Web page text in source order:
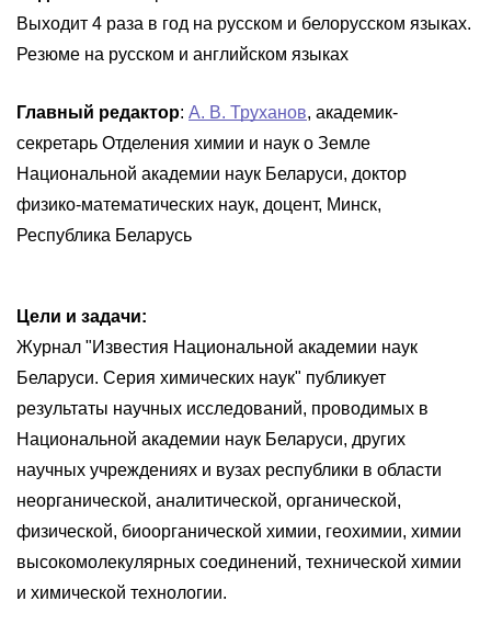
Выходит 4 раза в год на русском и белорусском языках.
Резюме на русском и английском языках
Главный редактор: А. В. Труханов, академик-
секретарь Отделения химии и наук о Земле
Национальной академии наук Беларуси, доктор
физико-математических наук, доцент, Минск,
Республика Беларусь
Цели и задачи:
Журнал "Известия Национальной академии наук
Беларуси. Серия химических наук" публикует
результаты научных исследований, проводимых в
Национальной академии наук Беларуси, других
научных учреждениях и вузах республики в области
неорганической, аналитической, органической,
физической, биоорганической химии, геохимии, химии
высокомолекулярных соединений, технической химии
и химической технологии.